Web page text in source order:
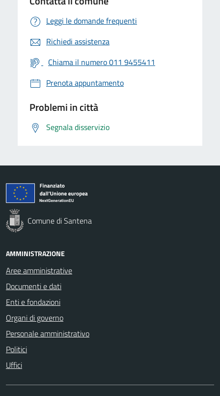
Leggi le domande frequenti
Richiedi assistenza
Chiama il numero 011 9455411
Prenota appuntamento
Problemi in città
Segnala disservizio
Comune di Santena
AMMINISTRAZIONE
Aree amministrative
Documenti e dati
Enti e fondazioni
Organi di governo
Personale amministrativo
Politici
Uffici